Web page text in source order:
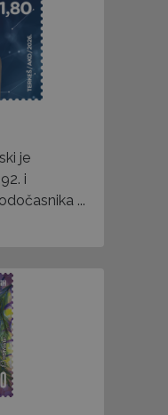
je
i
...